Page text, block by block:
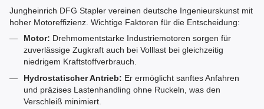
Jungheinrich DFG Stapler vereinen deutsche Ingenieurskunst mit
hoher Motoreffizienz. Wichtige Faktoren für die Entscheidung:
Motor: Drehmomentstarke Industriemotoren sorgen für
zuverlässige Zugkraft auch bei Volllast bei gleichzeitig
niedrigem Kraftstoffverbrauch.
Hydrostatischer Antrieb: Er ermöglicht sanftes Anfahren
und präzises Lastenhandling ohne Ruckeln, was den
Verschleiß minimiert.